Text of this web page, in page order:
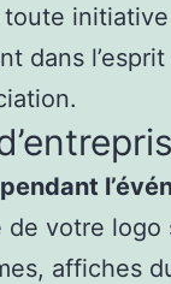
toute
dans
de votre logo
affiches